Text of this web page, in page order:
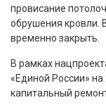
провисание
обрушения кровли.
временно закрыть.
В рамках
«Единой России»
капитальный